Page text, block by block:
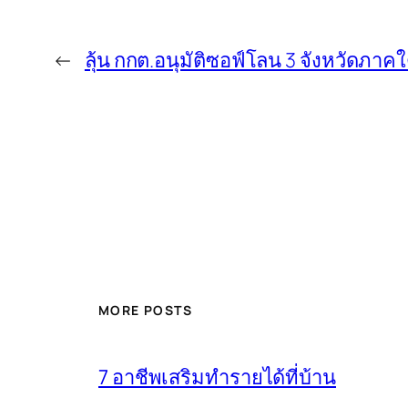
← ลุ้น กกต.อนุมัติซอฟ์โลน 3 จังหวัดภาค
MORE POSTS
7 อาชีพเสริมทำรายได้ที่บ้าน